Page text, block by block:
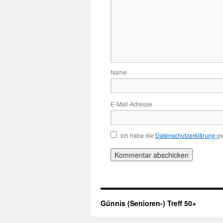
Name
E-Mail-Adresse
Ich habe die Datenschutzerklärung
Günnis (Senioren-) Treff 50+